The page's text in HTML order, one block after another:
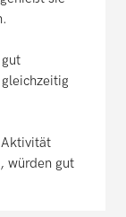
Aktivität
würden gut